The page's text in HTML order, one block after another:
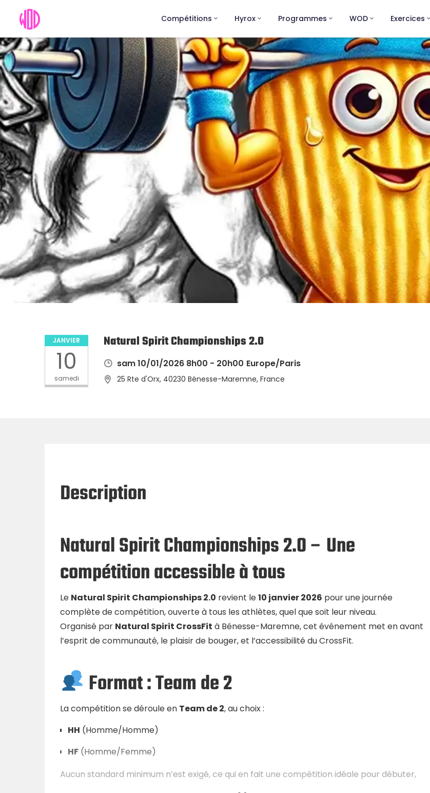
Compétitions Hyrox Programmes WOD Exercices
JANVIER
10
samedi
Natural Spirit Championships 2.0
sam 10/01/2026 8h00 - 20h00 Europe/Paris
25 Rte d'Orx, 40230 Bénesse-Maremne, France
Description
Natural Spirit Championships 2.0 – Une
compétition accessible à tous
Le Natural Spirit Championships 2.0 revient le10 janvier 2026 pour une journée
complète de compétition, ouverte à tous les athlètes, quel que soit leur niveau.
Organisé par Natural Spirit CrossFit à Bénesse-Maremne, cet événement met en avant
l’esprit de communauté, le plaisir de bouger, et l’accessibilité du CrossFit.
Format : Team de 2
La compétition se déroule en Team de 2, au choix :
HH (Homme/Homme)
HF (Homme/Femme)
Aucun standard minimum n’est exigé, ce qui en fait une compétition idéale pour débuter,